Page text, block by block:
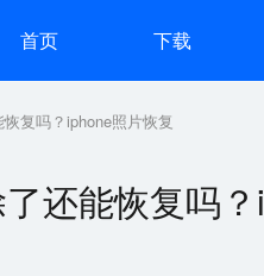
首页 下载
复吗？iphone照片恢复
还能恢复吗